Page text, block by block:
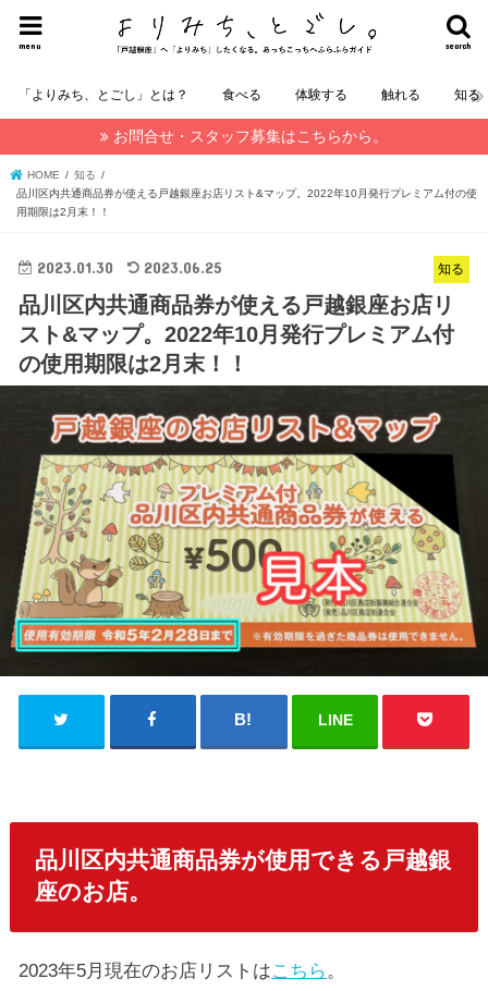
search
menu
「よりみち、とごし」とは？ 食べる 体験する 触れる 知る
お問合せ・スタッフ募集はこちらから。
HOME
知る
品川区内共通商品券が使える戸越銀座お店リスト&マップ。2022年10月発行プレミアム付の使
用期限は2月末！！
知る
2023.01.30 2023.06.25
品川区内共通商品券が使える戸越銀座お店リ
スト&マップ。2022年10月発行プレミアム付
の使用期限は2月末！！
LINE
品川区内共通商品券が使用できる戸越銀
座のお店。
2023年5月現在のお店リストはこちら。